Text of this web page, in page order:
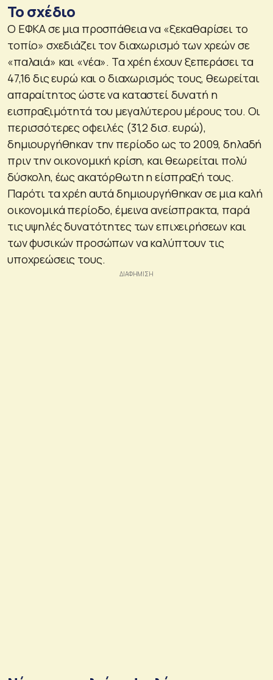
Το σχέδιο
Ο ΕΦΚΑ σε μια προσπάθεια να «ξεκαθαρίσει το
τοπίο» σχεδιάζει τον διαχωρισμό των χρεών σε
«παλαιά» και «νέα». Τα χρέη έχουν ξεπεράσει τα
47,16 δις ευρώ και ο διαχωρισμός τους, θεωρείται
απαραίτητος ώστε να καταστεί δυνατή η
εισπραξιμότητά του μεγαλύτερου μέρους του. Οι
περισσότερες οφειλές (31,2 δισ. ευρώ),
δημιουργήθηκαν την περίοδο ως το 2009, δηλαδή
πριν την οικονομική κρίση, και θεωρείται πολύ
δύσκολη, έως ακατόρθωτη η είσπραξή τους.
Παρότι τα χρέη αυτά δημιουργήθηκαν σε μια καλή
οικονομικά περίοδο, έμεινα ανείσπρακτα, παρά
τις υψηλές δυνατότητες των επιχειρήσεων και
των φυσικών προσώπων να καλύπτουν τις
υποχρεώσεις τους.